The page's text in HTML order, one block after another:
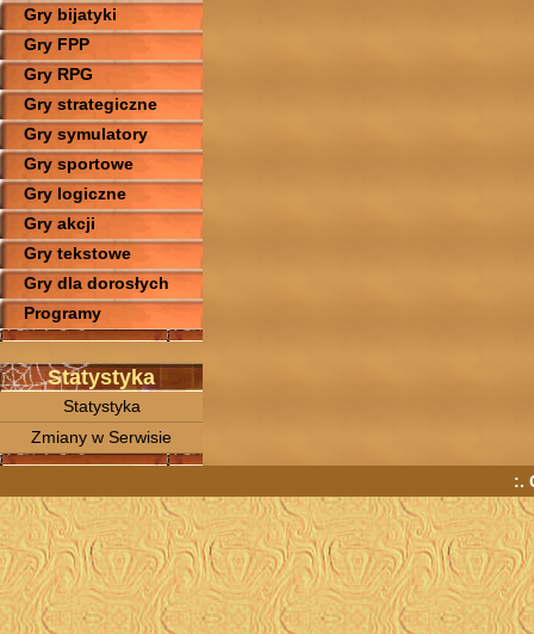
Gry bijatyki
Gry FPP
Gry RPG
Gry strategiczne
Gry symulatory
Gry sportowe
Gry logiczne
Gry akcji
Gry tekstowe
Gry dla dorosłych
Programy
Statystyka
Statystyka
Zmiany w Serwisie
:.